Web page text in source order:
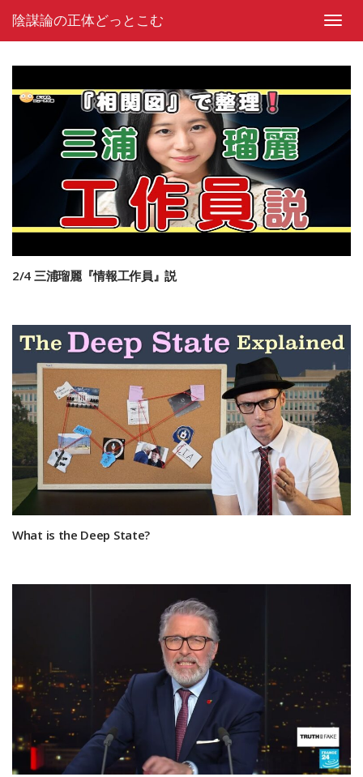
陰謀論の正体どっとこむ
2/4 三浦瑠麗『情報工作員』説
What is the Deep State?